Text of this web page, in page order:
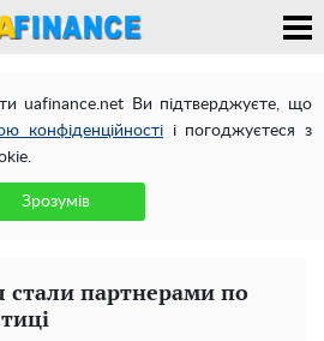
uafinance.net Ви підтверджуєте, що
конфіденційності і погоджуєтеся з
Зрозумів
стали партнерами по